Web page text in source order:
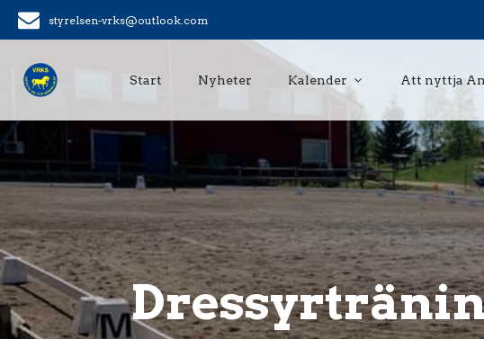
styrelsen-vrks@outlook.com
Start Nyheter Kalender Att nyttja